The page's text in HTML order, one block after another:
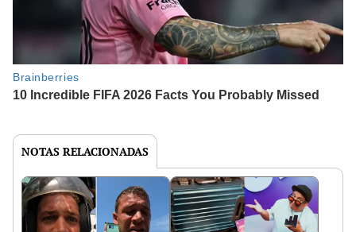
NOTAS RELACIONADAS